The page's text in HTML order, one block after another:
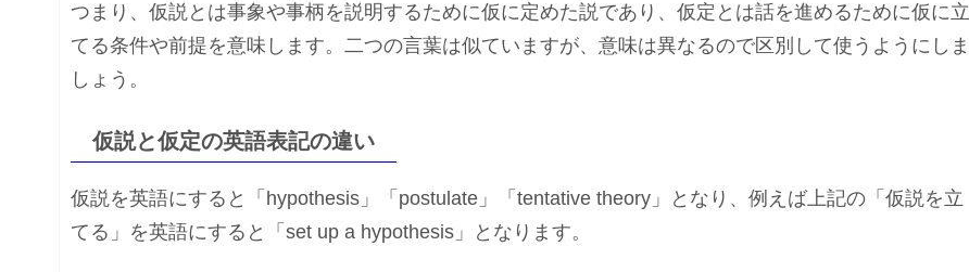
つまり、仮説とは事象や事柄を説明するために仮に定めた説であり、仮定とは話を進めるために仮に立
てる条件や前提を意味します。二つの言葉は似ていますが、意味は異なるので区別して使うようにしま
しょう。
仮説と仮定の英語表記の違い
仮説を英語にすると「hypothesis」「postulate」「tentative theory」となり、例えば上記の「仮説を立
てる」を英語にすると「set up a hypothesis」となります。